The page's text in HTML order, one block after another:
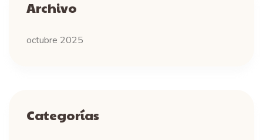
Archivo
octubre 2025
Categorías